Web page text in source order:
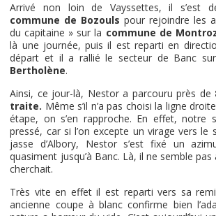
Arrivé non loin de Vayssettes, il s’est
commune de Bozouls pour rejoindre les
du capitaine » sur la commune de
là une journée, puis il est reparti en
départ et il a rallié le secteur de Banc
Bertholène.
Ainsi, ce jour-là, Nestor a parcouru près de
traite. Même s’il n’a pas choisi la ligne
étape, on s’en rapproche. En effet, notre
pressé, car si l’on excepte un virage vers le
jasse d’Albory, Nestor s’est fixé un
quasiment jusqu’à Banc. Là, il ne semble pas
cherchait.
Très vite en effet il est reparti vers sa
ancienne coupe à blanc confirme bien